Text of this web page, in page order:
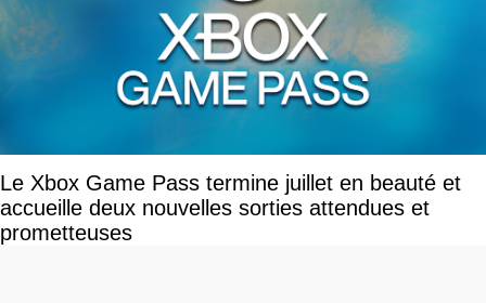
Le Xbox Game Pass termine juillet en beauté et
accueille deux nouvelles sorties attendues et
prometteuses